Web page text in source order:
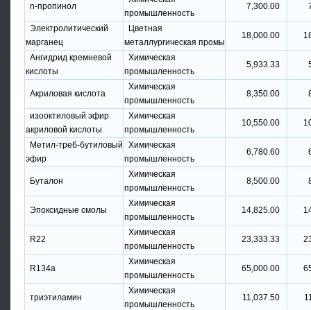
n-пропинол
промышленность
7,300.00
Электролитический
марганец
Цветная
металлургическая промы
18,000.00
Ангидрид кремневой
кислоты
Химическая
промышленность
5,933.33
Акриловая кислота
Химическая
промышленность
8,350.00
изооктиловый эфир
акриловой кислоты
Химическая
промышленность
10,550.00
Метил-треб-бутиловый
эфир
Химическая
промышленность
6,780.60
Буталон
Химическая
промышленность
8,500.00
Эпоксидные смолы
Химическая
промышленность
14,825.00
R22
Химическая
промышленность
23,333.33
R134a
Химическая
промышленность
65,000.00
триэтиламин
Химическая
промышленность
11,037.50